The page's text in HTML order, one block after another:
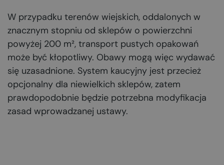
W przypadku terenów wiejskich, oddalonych w
znacznym stopniu od sklepów o powierzchni
powyżej 200 m², transport pustych opakowań
może być kłopotliwy. Obawy mogą więc wydawać
się uzasadnione. System kaucyjny jest przecież
opcjonalny dla niewielkich sklepów, zatem
prawdopodobnie będzie potrzebna modyfikacja
zasad wprowadzanej ustawy.